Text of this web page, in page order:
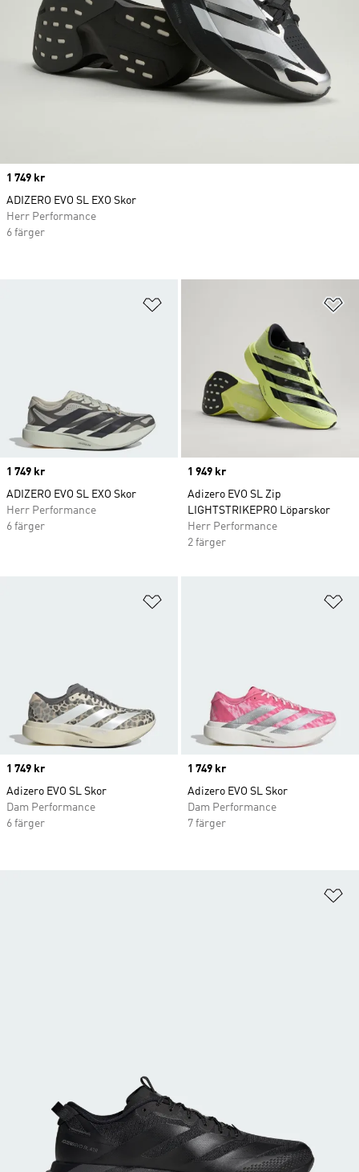
Price
1 749 kr
ADIZERO EVO SL EXO Skor
Herr Performance
6 färger
Price
1 949 kr
Adizero EVO SL Zip
LIGHTSTRIKEPRO Löparskor
Herr Performance
2 färger
Price
1 749 kr
Adizero EVO SL Skor
Dam Performance
6 färger
Price
1 749 kr
Adizero EVO SL Skor
Dam Performance
7 färger
Price
1 749 kr
ADIZERO EVO SL EXO Skor
Herr Performance
6 färger